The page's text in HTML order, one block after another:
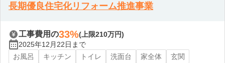
長期優良住宅化リフォーム推進事業
工事費用の33%(上限210万円)
2025年12月22日まで
お風呂
キッチン トイレ 洗面台 家全体 玄関